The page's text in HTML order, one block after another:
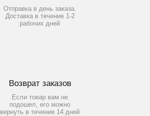
Отправка в день заказа.
Доставка в течение 1-2
рабочих дней
Возврат заказов
Если товар вам не
подошел, его можно
вернуть в течение 14 дней